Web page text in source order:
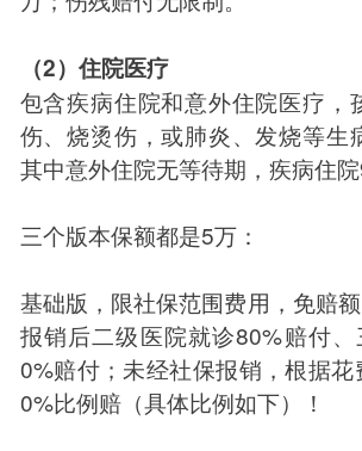
（2）住院医疗
包含疾病住院和意外住院医疗，
伤、烧烫伤，或肺炎、发烧等生
其中意外住院无等待期，疾病住院
三个版本保额都是5万：
基础版，限社保范围费用，免赔
报销后二级医院就诊80%赔付
0%赔付；未经社保报销，根据
0%比例赔（具体比例如下）！